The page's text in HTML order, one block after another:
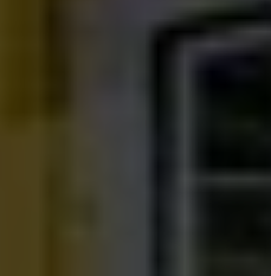
Fuera del mercado